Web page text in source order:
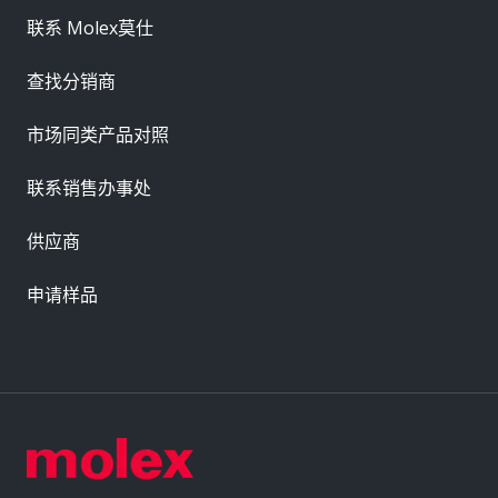
联系 Molex莫仕
查找分销商
市场同类产品对照
联系销售办事处
供应商
申请样品